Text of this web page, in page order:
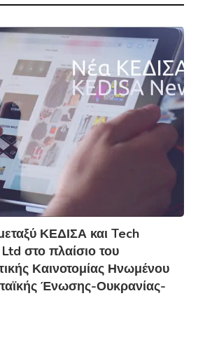
ΚΕΔΙΣΑ και Tech
στο πλαίσιο του
Καινοτομίας Ηνωμένου
Ένωσης-Ουκρανίας-